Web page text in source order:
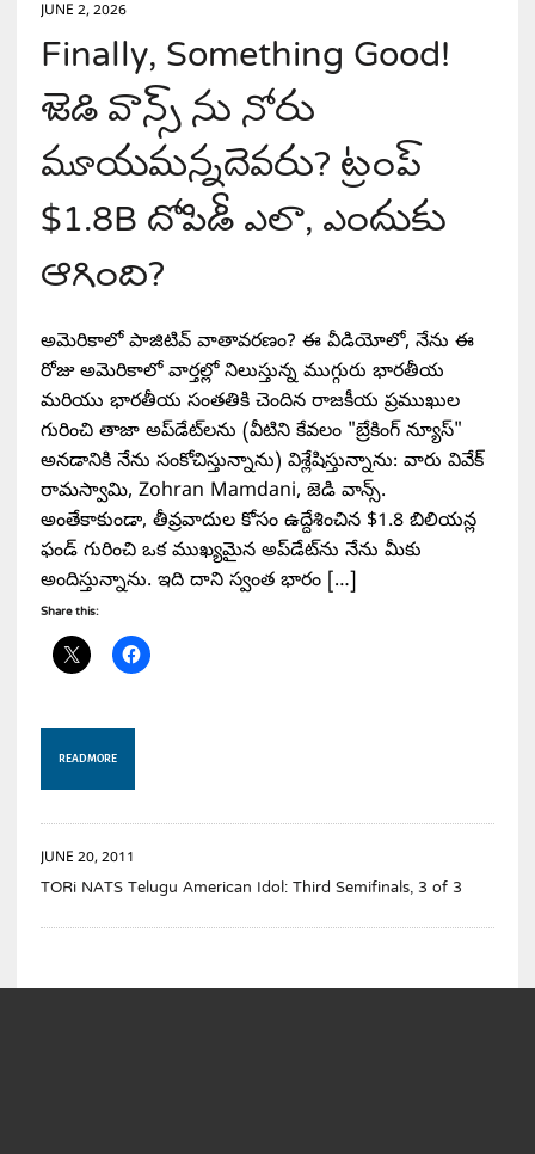
JUNE 2, 2026
Finally, Something Good!
జెడి వాన్స్ ను నోరు
మూయమన్నదెవరు? ట్రంప్
$1.8B దోపిడీ ఎలా, ఎందుకు
ఆగింది?
అమెరికాలో పాజిటివ్ వాతావరణం? ఈ వీడియోలో, నేను ఈ
రోజు అమెరికాలో వార్తల్లో నిలుస్తున్న ముగ్గురు భారతీయ
మరియు భారతీయ సంతతికి చెందిన రాజకీయ ప్రముఖుల
గురించి తాజా అప్‌డేట్‌లను (వీటిని కేవలం "బ్రేకింగ్ న్యూస్"
అనడానికి నేను సంకోచిస్తున్నాను) విశ్లేషిస్తున్నాను: వారు వివేక్
రామస్వామి, Zohran Mamdani, జెడి వాన్స్.
అంతేకాకుండా, తీవ్రవాదుల కోసం ఉద్దేశించిన $1.8 బిలియన్ల
ఫండ్ గురించి ఒక ముఖ్యమైన అప్‌డేట్‌ను నేను మీకు
అందిస్తున్నాను. ఇది దాని స్వంత భారం […]
Share this:
READ MORE
JUNE 20, 2011
TORi NATS Telugu American Idol: Third Semifinals, 3 of 3